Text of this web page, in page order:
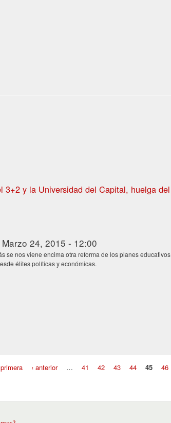
3+2 y la Universidad del Capital, huelga del
24, 2015 - 12:00
se nos viene encima otra reforma de los planes educativos
élites políticas y económicas.
‹ anterior … 41 42 43 44 45 46